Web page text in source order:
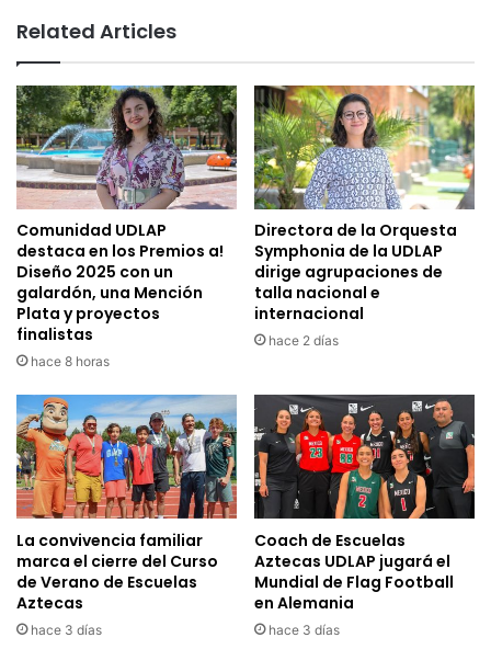
Related Articles
Comunidad UDLAP
destaca en los Premios a!
Diseño 2025 con un
galardón, una Mención
Plata y proyectos
finalistas
hace 8 horas
Directora de la Orquesta
Symphonia de la UDLAP
dirige agrupaciones de
talla nacional e
internacional
hace 2 días
La convivencia familiar
marca el cierre del Curso
de Verano de Escuelas
Aztecas
hace 3 días
Coach de Escuelas
Aztecas UDLAP jugará el
Mundial de Flag Football
en Alemania
hace 3 días